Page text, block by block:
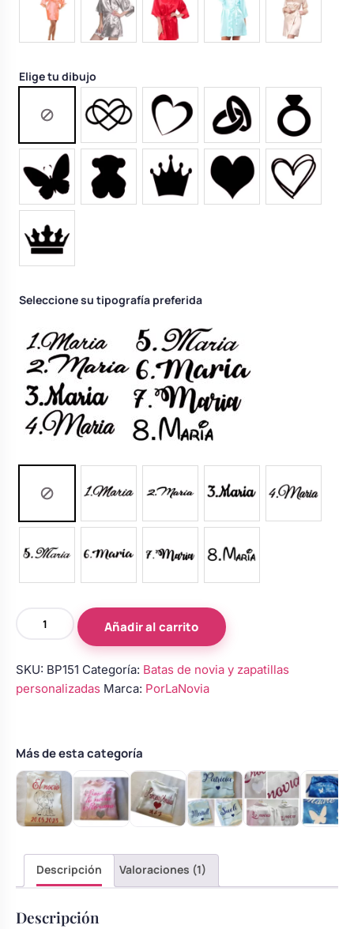
Elige tu dibujo
Seleccione su tipografía preferida
personalizadas
para
Modelo
12
cantidad
Añadir al carrito
SKU: BP151 Categoría: Batas de novia y zapatillas
personalizadas Marca: PorLaNovia
Más de esta categoría
Descripción Valoraciones (1)
Descripción